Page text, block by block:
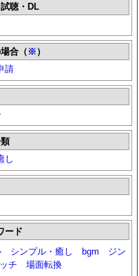
聴・DL
合（ ※ ）
請
し
ード
シンプル・癒し bgm
ジン
チ 場面転換